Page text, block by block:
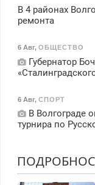
В 4 районах
ремонта
6 Авг, ОБЩЕСТВО
Губернатор
6 Авг, СПОРТ
В Волгограде
турнира по